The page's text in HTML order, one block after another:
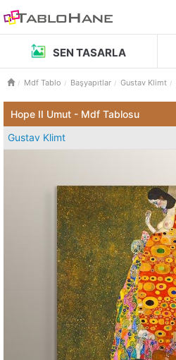
SEN TASARLA
Mdf Tablo Başyapıtlar Gustav Klimt
Hope II Umut - Mdf Tablosu
Gustav Klimt